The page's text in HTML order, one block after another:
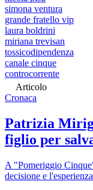
simona ventura
grande fratello vip
laura boldrini
miriana trevisan
tossicodipendenza
canale cinque
controcorrente
Articolo
Cronaca
Patrizia
figlio per
A "Pomeriggio
decisione e